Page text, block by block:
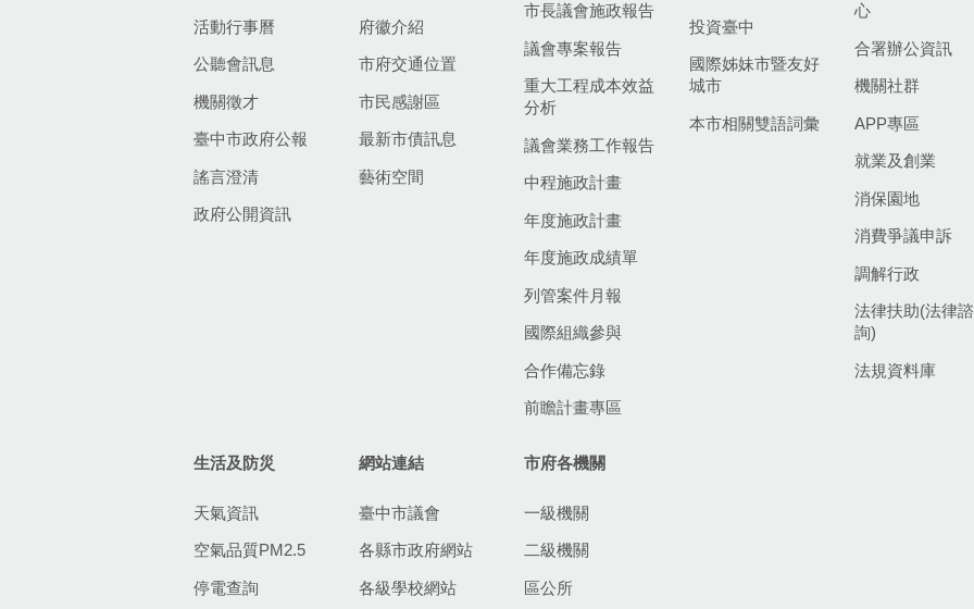
活動行事曆
公聽會訊息
機關徵才
臺中市政府公報
謠言澄清
政府公開資訊
府徽介紹
市府交通位置
市民感謝區
最新市債訊息
藝術空間
市長議會施政報告
議會專案報告
重大工程成本效益
分析
議會業務工作報告
中程施政計畫
年度施政計畫
年度施政成績單
列管案件月報
國際組織參與
合作備忘錄
前瞻計畫專區
投資臺中
國際姊妹市暨友好
城市
本市相關雙語詞彙
心
合署辦公資訊
機關社群
APP專區
就業及創業
消保園地
消費爭議申訴
調解行政
法律扶助(法律諮
詢)
法規資料庫
生活及防災
天氣資訊
空氣品質PM2.5
停電查詢
網站連結
臺中市議會
各縣市政府網站
各級學校網站
市府各機關
一級機關
二級機關
區公所